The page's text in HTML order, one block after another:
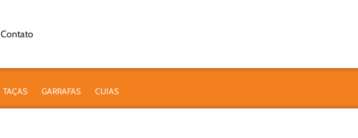
Contato
TAÇAS GARRAFAS CUIAS